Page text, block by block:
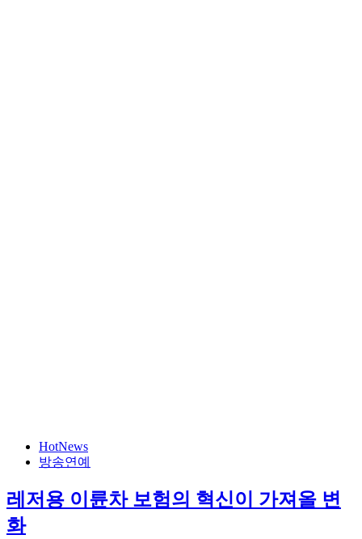
HotNews
방송연예
레저용 이륜차 보험의 혁신이 가져올 변
화